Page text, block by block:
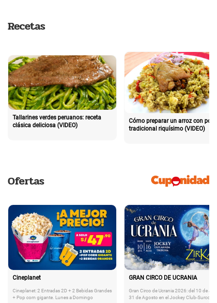
Recetas
Tallarines verdes peruanos: receta
clásica deliciosa (VIDEO)
Cómo preparar un arroz con pollo
tradicional riquísimo (VIDEO)
Ofertas
Cineplanet
Cineplanet: 2 Entradas 2D + 2 Bebidas Grandes
+ Pop corn gigante. Lunes a Domingo
GRAN CIRCO DE UCRANIA
Gran Circo de Ucrania 2026: del 10 de
31 de Agosto en el Jockey Club-Surco